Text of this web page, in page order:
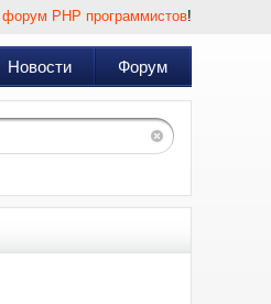
форум PHP программистов!
Новости Форум